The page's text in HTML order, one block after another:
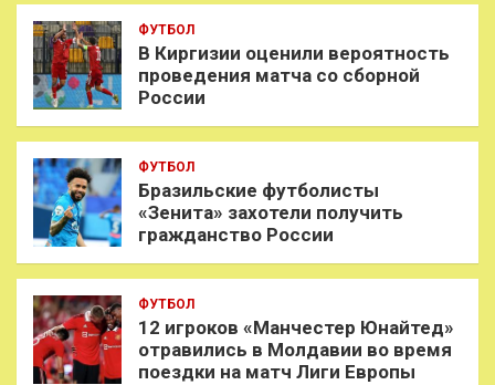
ФУТБОЛ
В Киргизии оценили вероятность
проведения матча со сборной
России
ФУТБОЛ
Бразильские футболисты
«Зенита» захотели получить
гражданство России
ФУТБОЛ
12 игроков «Манчестер Юнайтед»
отравились в Молдавии во время
поездки на матч Лиги Европы